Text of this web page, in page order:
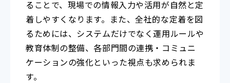
ることで、現場での情報入力や活用が自然と定
着しやすくなります。また、全社的な定着を図
るためには、システムだけでなく運用ルールや
教育体制の整備、各部門間の連携・コミュニ
ケーションの強化といった視点も求められま
す。